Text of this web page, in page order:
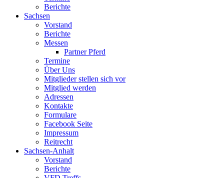
Berichte
Sachsen
Vorstand
Berichte
Messen
Partner Pferd
Termine
Über Uns
Mitglieder stellen sich vor
Mitglied werden
Adressen
Kontakte
Formulare
Facebook Seite
Impressum
Reitrecht
Sachsen-Anhalt
Vorstand
Berichte